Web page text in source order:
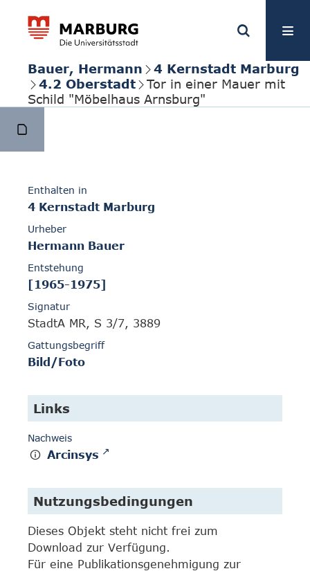
Bauer, Hermann
4 Kernstadt Marburg
4.2 Oberstadt
Tor in einer Mauer mit
Schild "Möbelhaus Arnsburg"
Enthalten in
4 Kernstadt Marburg
Urheber
Hermann Bauer
Entstehung
[1965-1975]
Signatur
StadtA MR, S 3/7, 3889
Gattungsbegriff
Bild/Foto
Links
Nachweis
Arcinsys
Nutzungsbedingungen
Dieses Objekt steht nicht frei zum
Download zur Verfügung.
Für eine Publikationsgenehmigung zur